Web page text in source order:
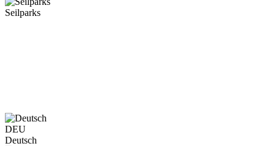
Seilparks
DEU
Deutsch